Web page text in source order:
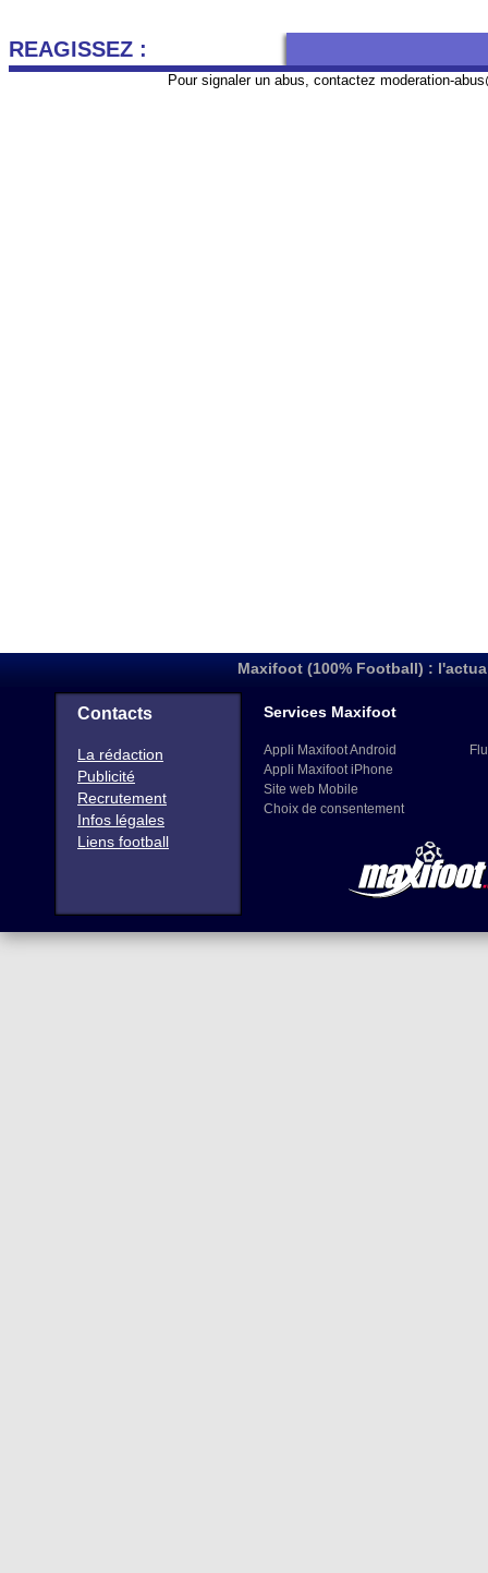
REAGISSEZ :
Pour signaler un abus, contactez moderation-
Maxifoot (100% Football) :
Contacts
La rédaction
Publicité
Recrutement
Infos légales
Liens football
Services Maxifoot
Appli Maxifoot Android
Appli Maxifoot iPhone
Site web Mobile
Choix de consentement